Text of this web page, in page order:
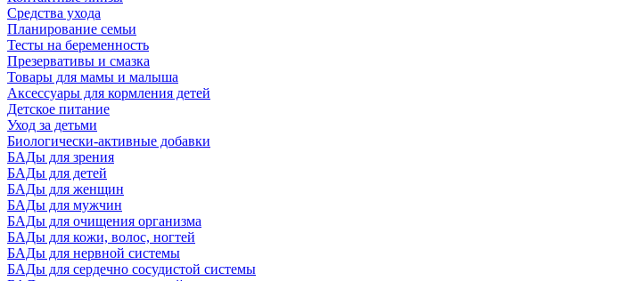
Средства ухода
Планирование семьи
Тесты на беременность
Презервативы и смазка
Товары для мамы и малыша
Аксессуары для кормления детей
Детское питание
Уход за детьми
Биологически-активные добавки
БАДы для зрения
БАДы для детей
БАДы для женщин
БАДы для мужчин
БАДы для очищения организма
БАДы для кожи, волос, ногтей
БАДы для нервной системы
БАДы для сердечно сосудистой системы